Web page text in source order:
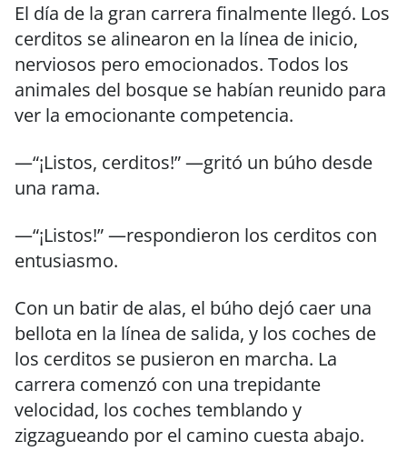
El día de la gran carrera finalmente llegó. Los
cerditos se alinearon en la línea de inicio,
nerviosos pero emocionados. Todos los
animales del bosque se habían reunido para
ver la emocionante competencia.
—“¡Listos, cerditos!” —gritó un búho desde
una rama.
—“¡Listos!” —respondieron los cerditos con
entusiasmo.
Con un batir de alas, el búho dejó caer una
bellota en la línea de salida, y los coches de
los cerditos se pusieron en marcha. La
carrera comenzó con una trepidante
velocidad, los coches temblando y
zigzagueando por el camino cuesta abajo.